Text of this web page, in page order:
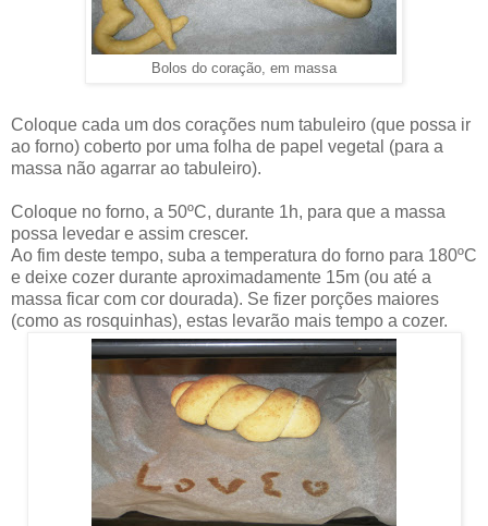
Bolos do coração, em massa
Coloque cada um dos corações num tabuleiro (que possa ir
ao forno) coberto por uma folha de papel vegetal (para a
massa não agarrar ao tabuleiro).
Coloque no forno, a 50ºC, durante 1h, para que a massa
possa levedar e assim crescer.
Ao fim deste tempo, suba a temperatura do forno para 180ºC
e deixe cozer durante aproximadamente 15m (ou até a
massa ficar com cor dourada). Se fizer porções maiores
(como as rosquinhas), estas levarão mais tempo a cozer.